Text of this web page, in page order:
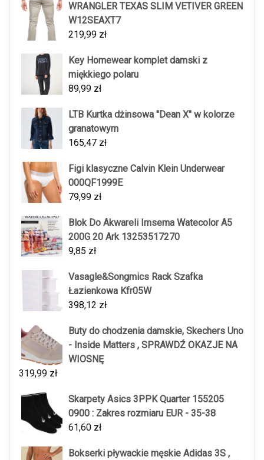
WRANGLER TEXAS SLIM VETIVER GREEN
W12SEAXT7
219,99 zł
Key Homewear komplet damski z
miękkiego polaru
89,99 zł
LTB Kurtka dżinsowa "Dean X" w kolorze
granatowym
165,47 zł
Figi klasyczne Calvin Klein Underwear
000QF1999E
79,99 zł
Blok Do Akwareli Imsema Watecolor A5
200G 20 Ark 13253517270
9,85 zł
Vasagle&Songmics Rack Szafka
Łazienkowa Kfr05W
398,12 zł
Buty do chodzenia damskie, Skechers Uno
- Inside Matters , SPRAWDŹ OKAZJE NA
WIOSNĘ
319,99 zł
Skarpety Asics 3PPK Quarter 155205
0900 : Zakres rozmiaru EUR - 35-38
61,60 zł
Bokserki pływackie męskie Adidas 3S ,